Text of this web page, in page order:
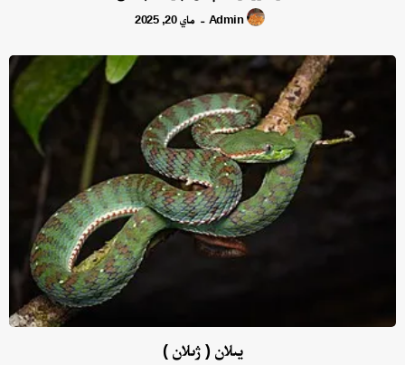
Admin
- ماي 20, 2025
يىلان ( ژىلان )